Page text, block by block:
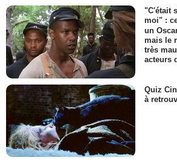
"C'était
moi" :
un
mais le
très
acteurs
Quiz
à